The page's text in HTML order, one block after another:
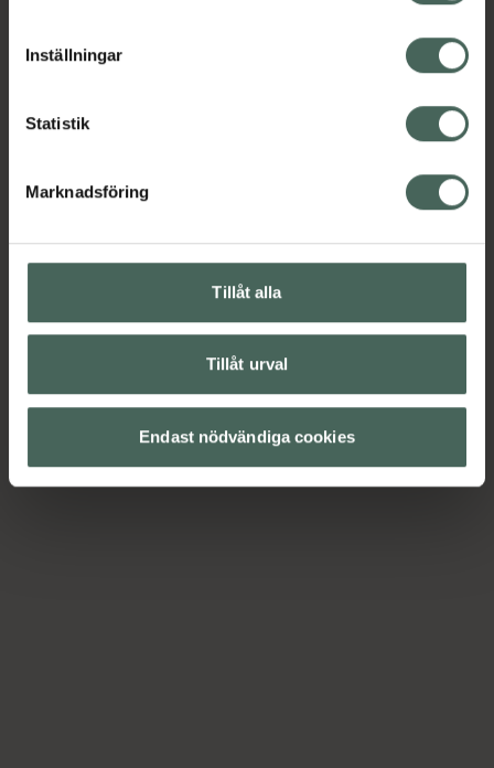
cookieinställningar. Ett återkallat samtycke påverkar inte
lagligheten av behandling som skett innan återkallelsen.
Inställningar
Statistik
Marknadsföring
Tillåt alla
Tillåt urval
Endast nödvändiga cookies